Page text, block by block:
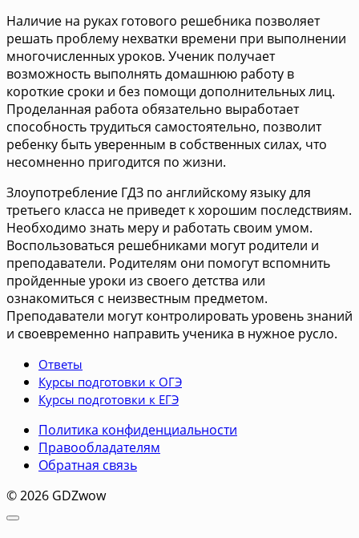
Наличие на руках готового решебника позволяет
решать проблему нехватки времени при выполнении
многочисленных уроков. Ученик получает
возможность выполнять домашнюю работу в
короткие сроки и без помощи дополнительных лиц.
Проделанная работа обязательно выработает
способность трудиться самостоятельно, позволит
ребенку быть уверенным в собственных силах, что
несомненно пригодится по жизни.
Злоупотребление ГДЗ по английскому языку для
третьего класса не приведет к хорошим последствиям.
Необходимо знать меру и работать своим умом.
Воспользоваться решебниками могут родители и
преподаватели. Родителям они помогут вспомнить
пройденные уроки из своего детства или
ознакомиться с неизвестным предметом.
Преподаватели могут контролировать уровень знаний
и своевременно направить ученика в нужное русло.
Ответы
Курсы подготовки к ОГЭ
Курсы подготовки к ЕГЭ
Политика конфиденциальности
Правообладателям
Обратная связь
© 2026 GDZwow